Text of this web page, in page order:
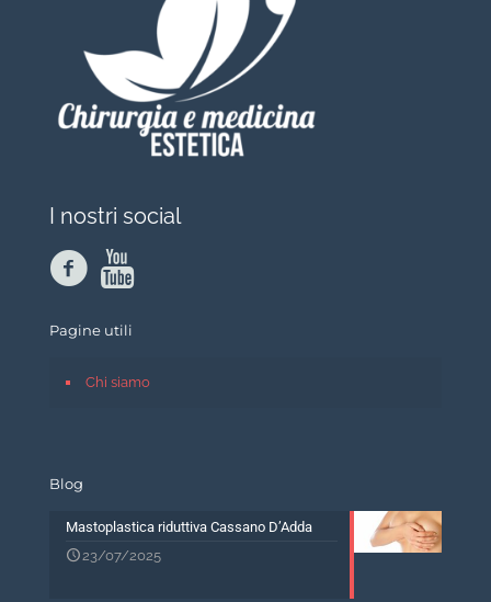
I nostri social
Pagine utili
Chi siamo
Blog
Mastoplastica riduttiva Cassano D’Adda
23/07/2025